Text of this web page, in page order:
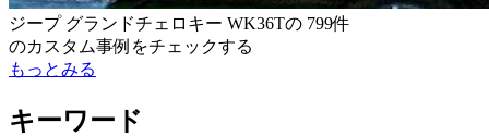
ジープ グランドチェロキー WK36Tの 799件
のカスタム事例をチェックする
もっとみる
キーワード